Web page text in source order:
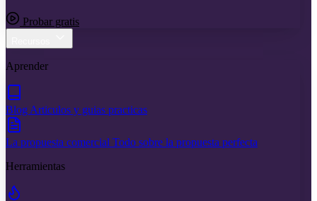
Probar gratis
Aprender
Blog Articulos y guias practicas
La propuesta comercial Todo sobre la propuesta perfecta
Herramientas